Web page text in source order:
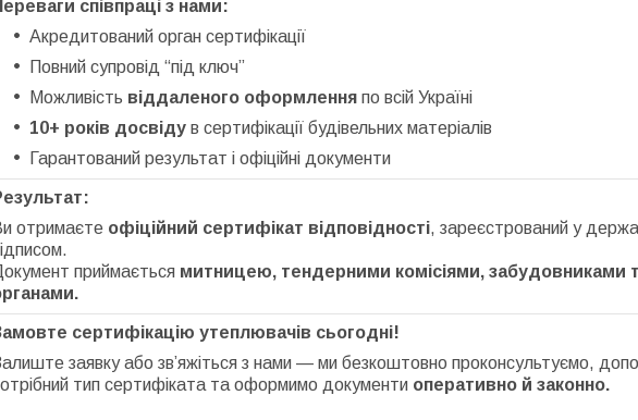
співпраці з нами:
Акредитований орган сертифікації
Повний супровід “під ключ”
Можливість віддаленого оформлення по всій Україні
10+ років досвіду в сертифікації будівельних матеріалів
Гарантований результат і офіційні документи
отримаєте офіційний сертифікат відповідності, зареєстрований у
приймається митницею, тендерними комісіями, забудовниками
сертифікацію утеплювачів сьогодні!
заявку або зв’яжіться з нами — ми безкоштовно проконсультуємо,
тип сертифіката та оформимо документи оперативно й законно.